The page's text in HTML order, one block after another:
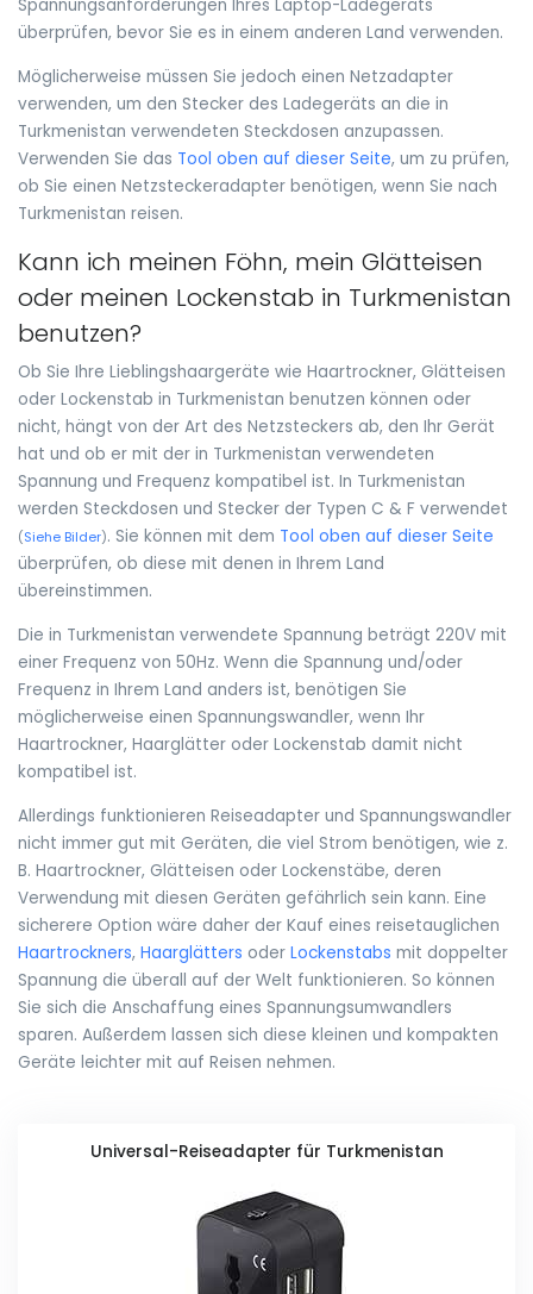
Spannungsanforderungen Ihres Laptop-Ladegeräts
überprüfen, bevor Sie es in einem anderen Land verwenden.
Möglicherweise müssen Sie jedoch einen Netzadapter
verwenden, um den Stecker des Ladegeräts an die in
Turkmenistan verwendeten Steckdosen anzupassen.
Verwenden Sie das Tool oben auf dieser Seite, um zu prüfen,
ob Sie einen Netzsteckeradapter benötigen, wenn Sie nach
Turkmenistan reisen.
Kann ich meinen Föhn, mein Glätteisen
oder meinen Lockenstab in Turkmenistan
benutzen?
Ob Sie Ihre Lieblingshaargeräte wie Haartrockner, Glätteisen
oder Lockenstab in Turkmenistan benutzen können oder
nicht, hängt von der Art des Netzsteckers ab, den Ihr Gerät
hat und ob er mit der in Turkmenistan verwendeten
Spannung und Frequenz kompatibel ist. In Turkmenistan
werden Steckdosen und Stecker der Typen C & F verwendet
(Siehe Bilder). Sie können mit dem Tool oben auf dieser Seite
überprüfen, ob diese mit denen in Ihrem Land
übereinstimmen.
Die in Turkmenistan verwendete Spannung beträgt 220V mit
einer Frequenz von 50Hz. Wenn die Spannung und/oder
Frequenz in Ihrem Land anders ist, benötigen Sie
möglicherweise einen Spannungswandler, wenn Ihr
Haartrockner, Haarglätter oder Lockenstab damit nicht
kompatibel ist.
Allerdings funktionieren Reiseadapter und Spannungswandler
nicht immer gut mit Geräten, die viel Strom benötigen, wie z.
B. Haartrockner, Glätteisen oder Lockenstäbe, deren
Verwendung mit diesen Geräten gefährlich sein kann. Eine
sicherere Option wäre daher der Kauf eines reisetauglichen
Haartrockners, Haarglätters oder Lockenstabs mit doppelter
Spannung die überall auf der Welt funktionieren. So können
Sie sich die Anschaffung eines Spannungsumwandlers
sparen. Außerdem lassen sich diese kleinen und kompakten
Geräte leichter mit auf Reisen nehmen.
Universal-Reiseadapter für Turkmenistan